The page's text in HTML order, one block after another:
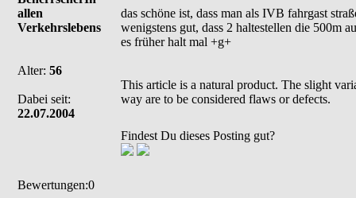
allen
Verkehrslebens
Alter: 56
Dabei seit:
22.07.2004
Bewertungen:0
das schöne ist, dass man als IVB fahrgast
wenigstens gut, dass 2 haltestellen die 500m
es früher halt mal +g+
This article is a natural product. The slight
way are to be considered flaws or defects.
Findest Du dieses Posting gut?